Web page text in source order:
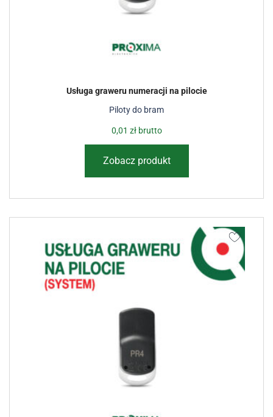
Piloty do bram
Usługa graweru numeracji na pilocie
0,01 złbrutto
Zobacz produkt